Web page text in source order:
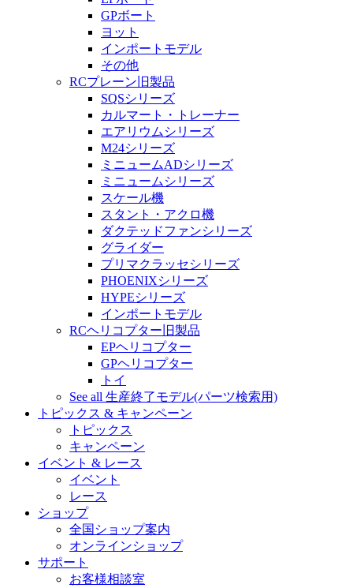
GPボート
ヨット
インポートモデル
その他
RCプレーン旧製品
SQSシリーズ
カルマート・トレーナー
エアリウムシリーズ
M24シリーズ
ミニュームADシリーズ
ミニュームシリーズ
スケール機
スタント・アクロ機
ダクテッドファンシリーズ
グライダー
プリマクラッセシリーズ
PHOENIXシリーズ
HYPEシリーズ
インポートモデル
RCヘリコプター旧製品
EPヘリコプター
GPヘリコプター
トイ
See all 生産終了モデル(パーツ検索用)
トピックス & キャンペーン
トピックス
キャンペーン
イベント & レース
イベント
レース
ショップ
全国ショップ案内
オンラインショップ
サポート
お客様相談室